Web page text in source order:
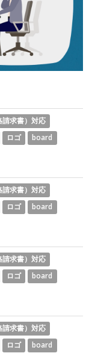
請求書）対応
ロゴ board
請求書）対応
ロゴ board
請求書）対応
ロゴ board
請求書）対応
ロゴ board